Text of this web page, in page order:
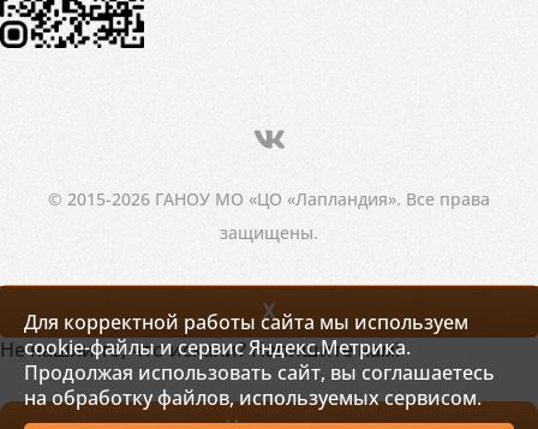
© 2015-2026 ГАНОУ МО «ЦО «Лапландия». Все права
защищены.
Для корректной работы сайта мы используем
cookie-файлы и сервис Яндекс.Метрика.
Продолжая использовать сайт, вы соглашаетесь
на обработку файлов, используемых сервисом.
X
Не нашли то, что искали? Напишите нам!